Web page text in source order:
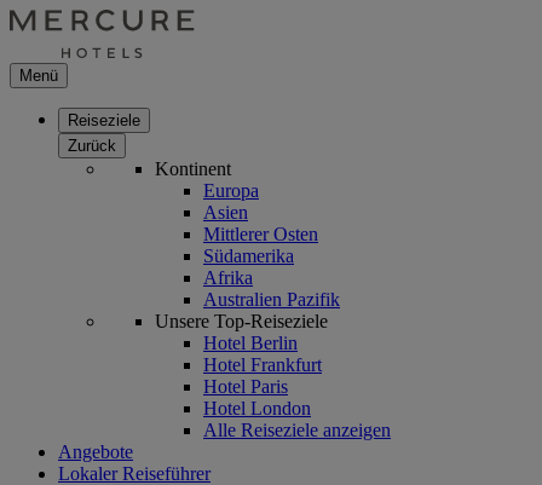
Menü
Reiseziele
Zurück
Kontinent
Europa
Asien
Mittlerer Osten
Südamerika
Afrika
Australien Pazifik
Unsere Top-Reiseziele
Hotel Berlin
Hotel Frankfurt
Hotel Paris
Hotel London
Alle Reiseziele anzeigen
Angebote
Lokaler Reiseführer